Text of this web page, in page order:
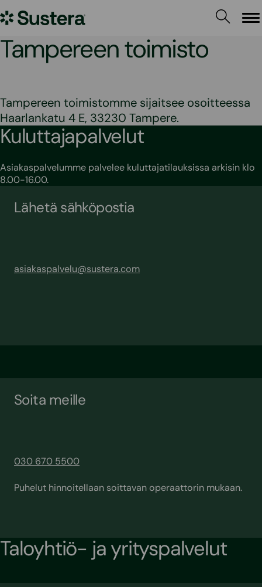
sisältöön
Sustera
Tampereen toimisto
Tampereen toimistomme sijaitsee osoitteessa
Haarlankatu 4 E, 33230 Tampere.
Kuluttajapalvelut
Asiakaspalvelumme palvelee kuluttajatilauksissa arkisin klo
8.00-16.00.
Lähetä sähköpostia
asiakaspalvelu@sustera.com
Soita meille
030 670 5500
Puhelut hinnoitellaan soittavan operaattorin mukaan.
Taloyhtiö- ja yrityspalvelut